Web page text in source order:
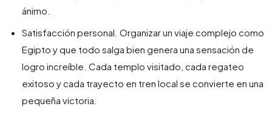
ánimo.
Satisfacción personal. Organizar un viaje complejo como
Egipto y que todo salga bien genera una sensación de
logro increíble. Cada templo visitado, cada regateo
exitoso y cada trayecto en tren local se convierte en una
pequeña victoria.